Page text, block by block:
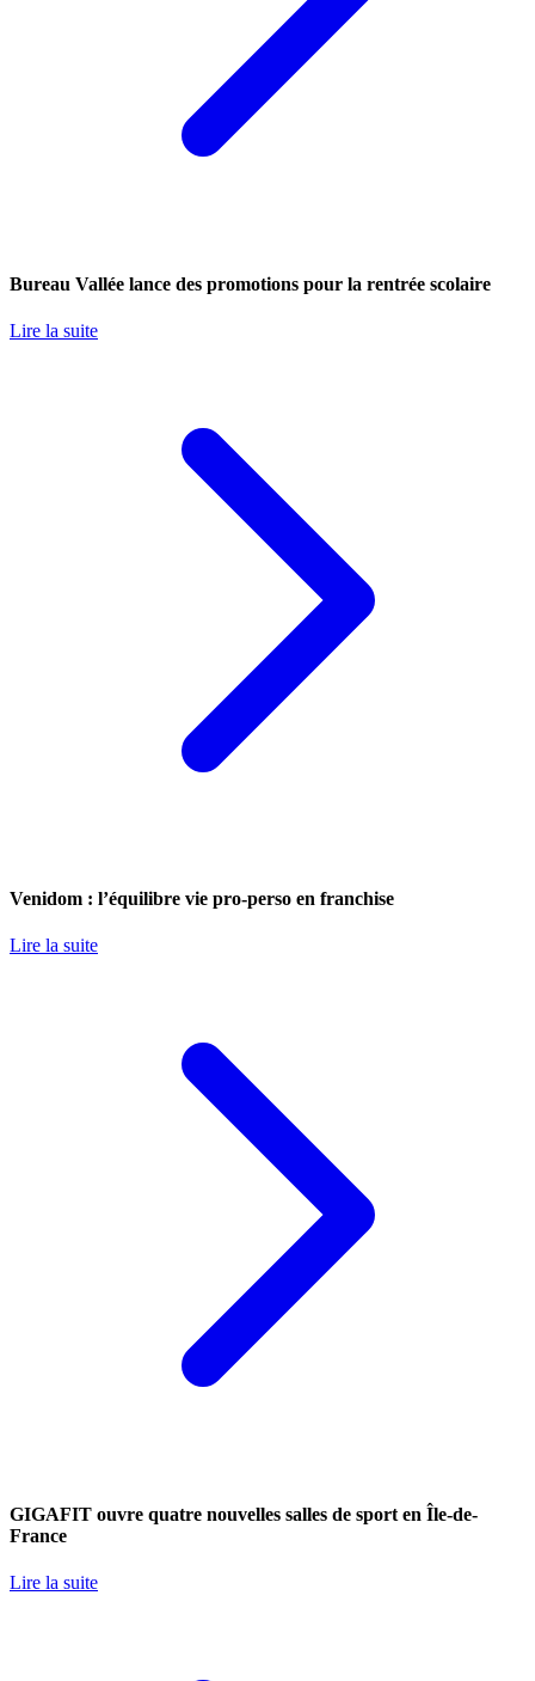
Bureau Vallée lance des promotions pour la rentrée scolaire
Lire la suite
Venidom : l’équilibre vie pro-perso en franchise
Lire la suite
GIGAFIT ouvre quatre nouvelles salles de sport en Île-de-
France
Lire la suite